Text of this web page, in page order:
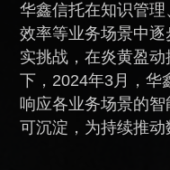
华鑫信托在知识管
效率等业务场景中
实挑战，在炎黄盈
下，2024年3月，华
响应各业务场景的
可沉淀，为持续推动